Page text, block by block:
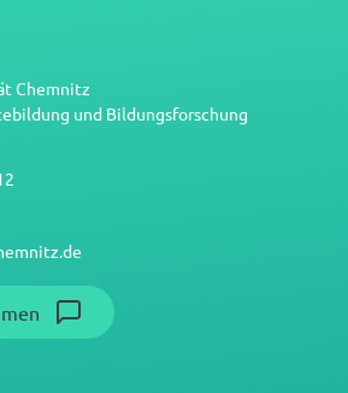
Chemnitz
und Bildungsforschung